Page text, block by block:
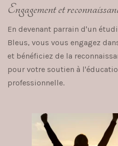
Engagement et
En devenant parrain d'un
Bleus, vous vous engagez
et bénéficiez de la
pour votre soutien à
professionnelle.